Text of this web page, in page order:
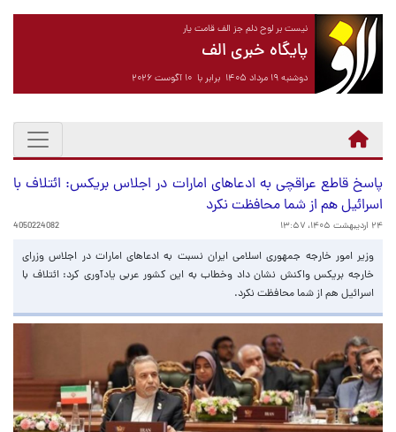
نیست بر لوح دلم جز الف قامت یار
پایگاه خبری الف
دوشنبه ۱۹ مرداد ۱۴۰۵ برابر با ۱۰ آگوست ۲۰۲۶
پاسخ قاطع عراقچی به ادعاهای امارات در اجلاس بریکس: ائتلاف با
اسرائیل هم از شما محافظت نکرد
۲۴ اردیبهشت ۱۴۰۵، ۱۳:۵۷ 4050224082
وزیر امور خارجه جمهوری اسلامی ایران نسبت به ادعاهای امارات در اجلاس وزرای
خارجه بریکس واکنش نشان داد وخطاب به این کشور عربی یادآوری کرد: ائتلاف با
اسرائیل هم از شما محافظت نکرد.